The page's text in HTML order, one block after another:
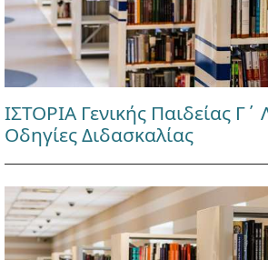
ΙΣΤΟΡΙΑ Γενικής Παιδείας Γ΄
Οδηγίες Διδασκαλίας